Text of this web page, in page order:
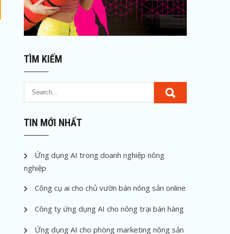
TÌM KIẾM
TIN MỚI NHẤT
Ứng dụng AI trong doanh nghiệp nông
nghiệp
Công cụ ai cho chủ vườn bán nông sản online
Công ty ứng dụng AI cho nông trại bán hàng
Ứng dụng AI cho phòng marketing nông sản